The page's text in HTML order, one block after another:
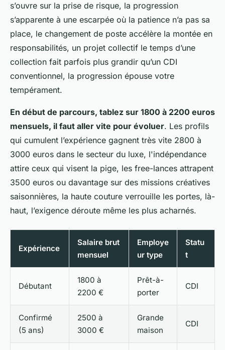
s’ouvre sur la prise de risque, la progression
s’apparente à une escarpée où la patience n’a pas sa
place, le changement de poste accélère la montée en
responsabilités, un projet collectif le temps d’une
collection fait parfois plus grandir qu’un CDI
conventionnel, la progression épouse votre
tempérament.
En début de parcours, tablez sur 1800 à 2200 euros
mensuels, il faut aller vite pour évoluer. Les profils
qui cumulent l’expérience gagnent très vite 2800 à
3000 euros dans le secteur du luxe, l'indépendance
attire ceux qui visent la pige, les free-lances attrapent
3500 euros ou davantage sur des missions créatives
saisonnières, la haute couture verrouille les portes, là-
haut, l’exigence déroute même les plus acharnés.
Expérience
Salaire brut
mensuel
Employe
ur type
Statu
t
Débutant
1800 à
2200 €
Prêt-à-
porter
CDI
Confirmé
(5 ans)
2500 à
3000 €
Grande
maison
CDI